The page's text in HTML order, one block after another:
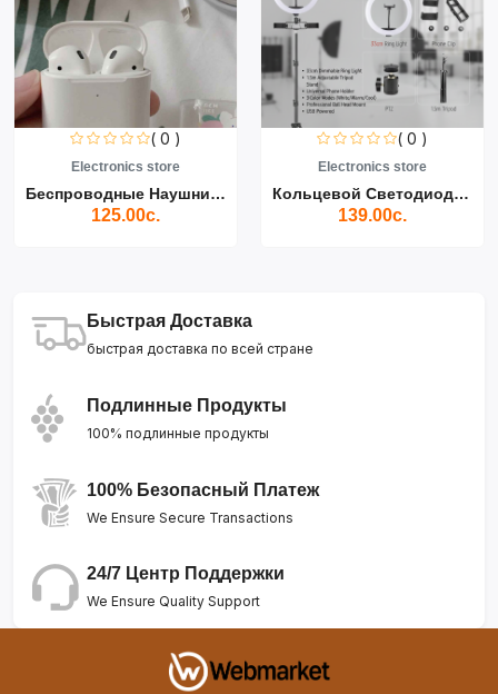
( 0 )
Electronics store
Беспроводные Наушники Air...
125.00с.
( 0 )
Electronics store
Кольцевой Светодиодный Св...
139.00с.
Быстрая Доставка
быстрая доставка по всей стране
Подлинные Продукты
100% подлинные продукты
100% Безопасный Платеж
We Ensure Secure Transactions
24/7 Центр Поддержки
We Ensure Quality Support